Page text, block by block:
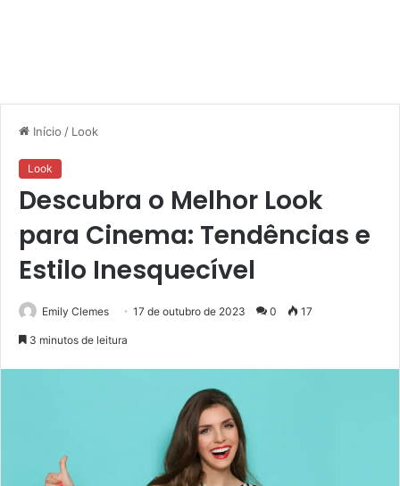
Início / Look
Look
Descubra o Melhor Look
para Cinema: Tendências e
Estilo Inesquecível
Emily Clemes 17 de outubro de 2023 0 17
3 minutos de leitura